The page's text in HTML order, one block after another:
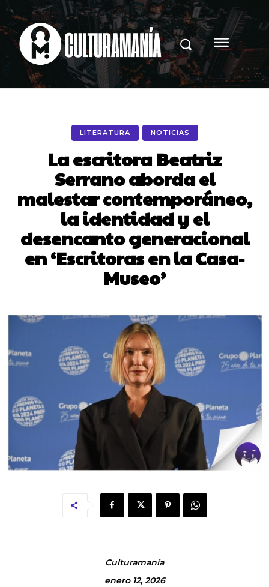
LITERATURA NOTICIAS
La escritora Beatriz
Serrano aborda el
malestar contemporáneo,
la identidad y el
desencanto generacional
en ‘Escritoras en la Casa-
Museo’
Culturamanía
enero 12, 2026